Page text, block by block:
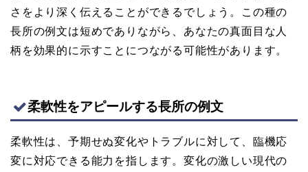
さをより深く伝えることができるでしょう。この種の
長所の例文は短めでありながら、あなたの真面目な人
柄を効果的に示すことにつながる可能性があります。
柔軟性をアピールする長所の例文
柔軟性は、予期せぬ変化やトラブルに対して、臨機応
変に対応できる能力を指します。変化の激しい現代の